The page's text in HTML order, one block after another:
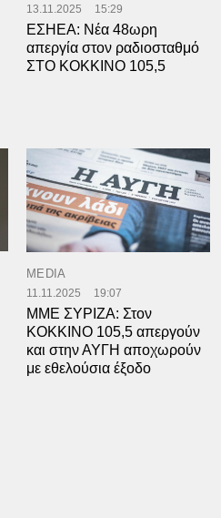
13.11.2025 15:29
ΕΣΗΕΑ: Νέα 48ωρη
απεργία στον ραδιοσταθμό
ΣΤΟ ΚΟΚΚΙΝΟ 105,5
MEDIA
11.11.2025 19:07
ΜΜΕ ΣΥΡΙΖΑ: Στον
ΚΟΚΚΙΝΟ 105,5 απεργούν
και στην ΑΥΓΗ αποχωρούν
με εθελούσια έξοδο